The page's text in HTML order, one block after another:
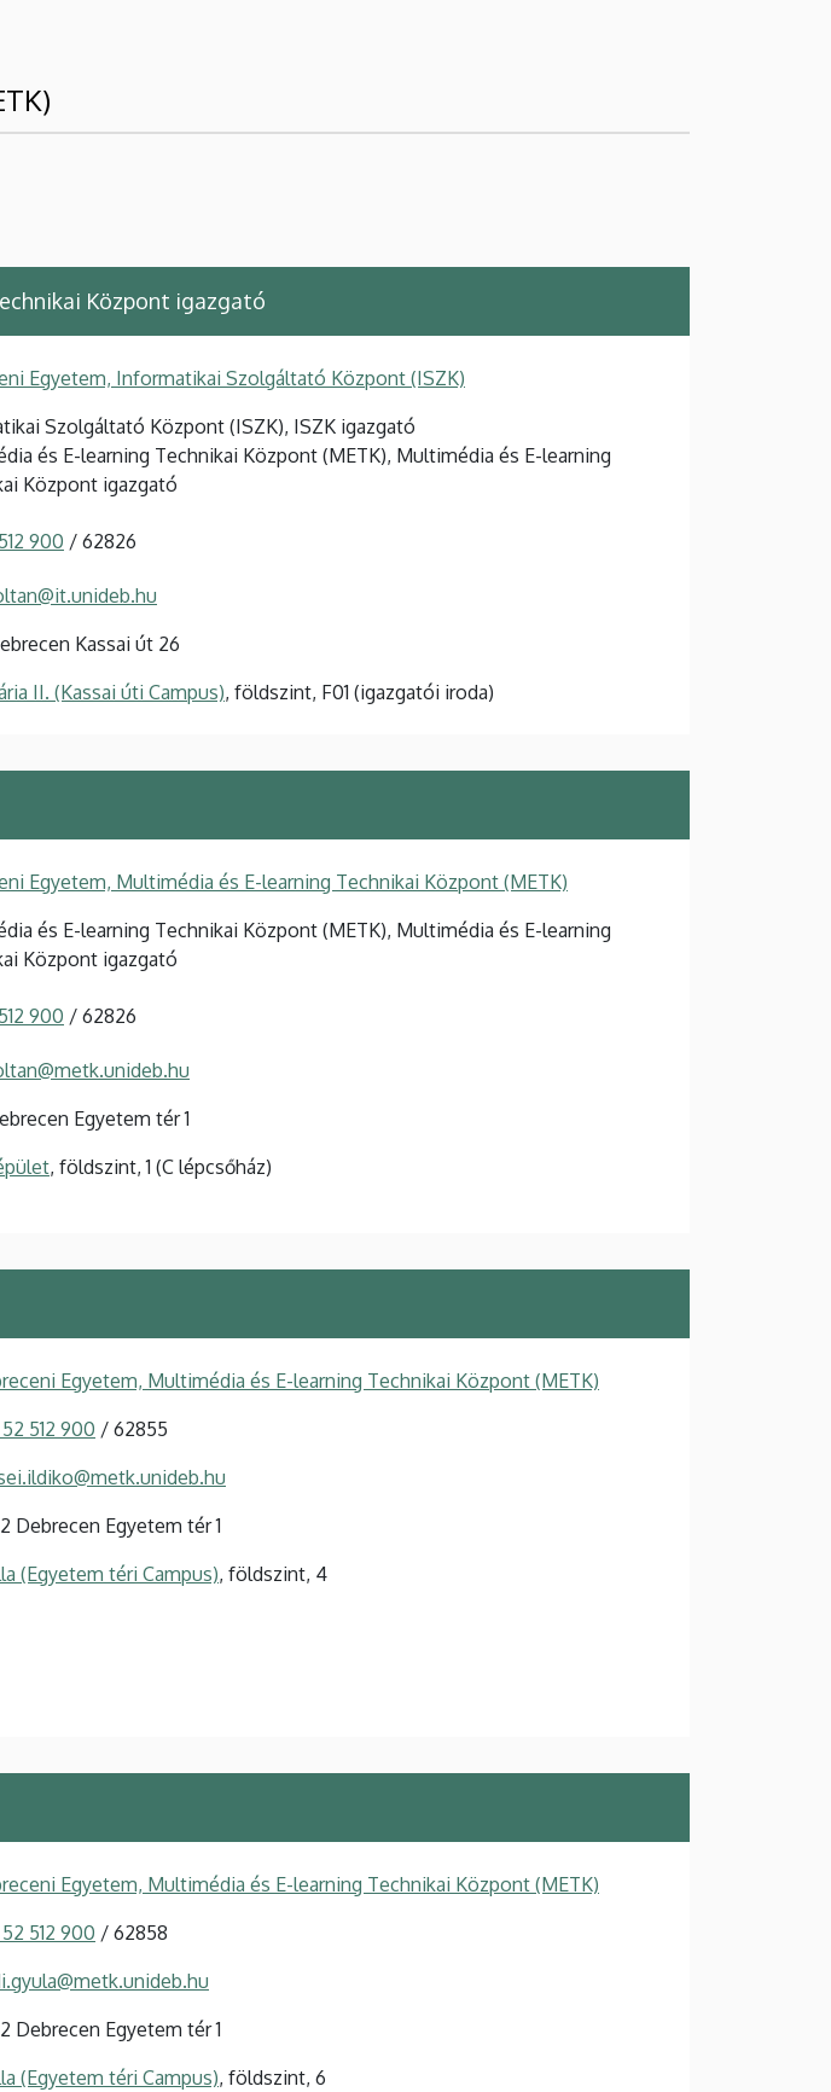
Központ igazgató
Egyetem, Informatikai Szolgáltató Központ (ISZK)
Szolgáltató Központ (ISZK), ISZK igazgató
és E-learning Technikai Központ (METK), Multimédia és E-learning
Központ igazgató
900 / 62826
Kassai út 26
II. (Kassai úti Campus), földszint, F01 (igazgatói iroda)
Egyetem, Multimédia és E-learning Technikai Központ (METK)
és E-learning Technikai Központ (METK), Multimédia és E-learning
Központ igazgató
900 / 62826
Egyetem tér 1
, földszint, 1 (C lépcsőház)
Egyetem, Multimédia és E-learning Technikai Központ (METK)
512 900 / 62855
Debrecen Egyetem tér 1
(Egyetem téri Campus), földszint, 4
Egyetem, Multimédia és E-learning Technikai Központ (METK)
512 900 / 62858
Debrecen Egyetem tér 1
(Egyetem téri Campus), földszint, 6